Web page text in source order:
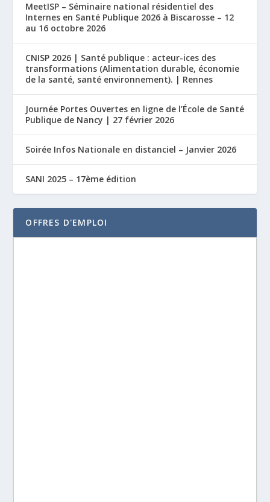
MeetISP – Séminaire national résidentiel des
Internes en Santé Publique 2026 à Biscarosse – 12
au 16 octobre 2026
CNISP 2026 | Santé publique : acteur-ices des
transformations (Alimentation durable, économie
de la santé, santé environnement). | Rennes
Journée Portes Ouvertes en ligne de l’École de Santé
Publique de Nancy | 27 février 2026
Soirée Infos Nationale en distanciel – Janvier 2026
SANI 2025 – 17ème édition
OFFRES D'EMPLOI